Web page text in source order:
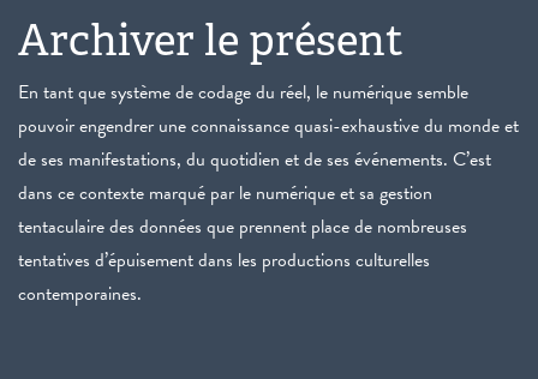
Archiver le présent
En tant que système de codage du réel, le numérique semble
pouvoir engendrer une connaissance quasi-exhaustive du monde et
de ses manifestations, du quotidien et de ses événements. C’est
dans ce contexte marqué par le numérique et sa gestion
tentaculaire des données que prennent place de nombreuses
tentatives d’épuisement dans les productions culturelles
contemporaines.